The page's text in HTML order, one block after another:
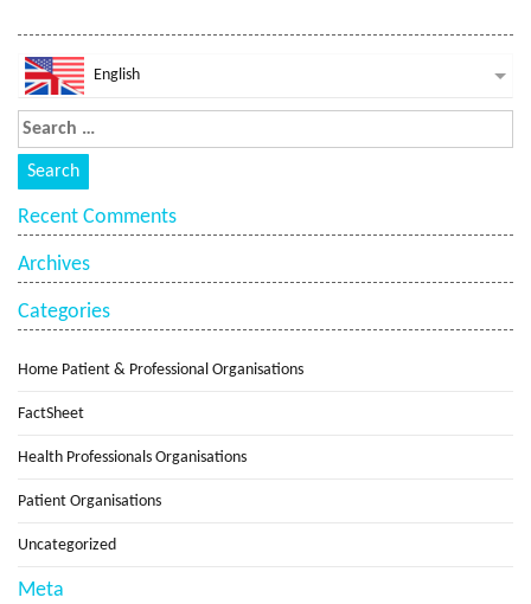
English
Recent Comments
Archives
Categories
Home Patient & Professional Organisations
FactSheet
Health Professionals Organisations
Patient Organisations
Uncategorized
Meta